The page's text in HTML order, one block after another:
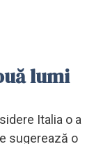
lumi
Italia o a
sugerează o